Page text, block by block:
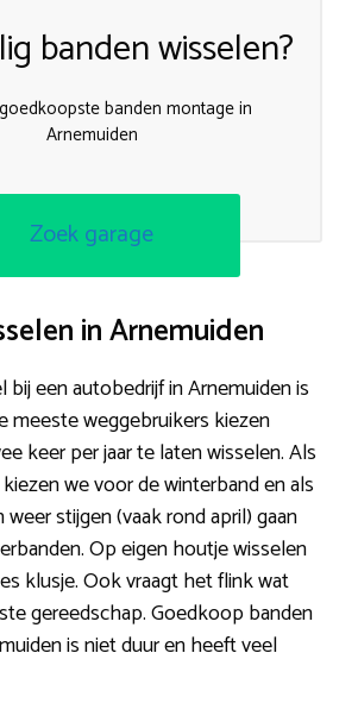
banden wisselen?
banden montage in
Arnemuiden
Zoek garage
in Arnemuiden
bij een autobedrijf in Arnemuiden is
meeste weggebruikers kiezen
keer per jaar te laten wisselen. Als
we voor de winterband en als
stijgen (vaak rond april) gaan
Op eigen houtje wisselen
klusje. Ook vraagt het flink wat
gereedschap. Goedkoop banden
is niet duur en heeft veel